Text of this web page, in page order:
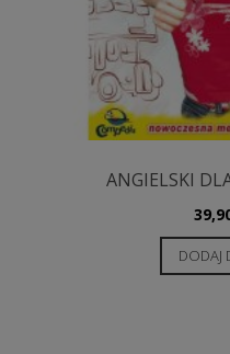
ANGIELSKI
DODAJ